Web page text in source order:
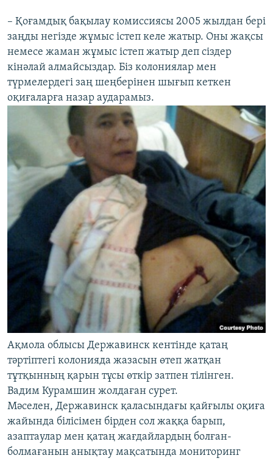
– Қоғамдық бақылау комиссиясы 2005 жылдан бері
заңды негізде жұмыс істеп келе жатыр. Оны жақсы
немесе жаман жұмыс істеп жатыр деп сіздер
кінәлай алмайсыздар. Біз колониялар мен
түрмелердегі заң шеңберінен шығып кеткен
оқиғаларға назар аударамыз.
Ақмола облысы Державинск кентінде қатаң
тәртіптегі колонияда жазасын өтеп жатқан
тұтқынның қарын тұсы өткір затпен тілінген.
Вадим Курамшин жолдаған сурет.
Мәселен, Державинск қаласындағы қайғылы оқиға
жайында білісімен бірден сол жаққа барып,
азаптаулар мен қатаң жағдайлардың болған-
болмағанын анықтау мақсатында мониторинг